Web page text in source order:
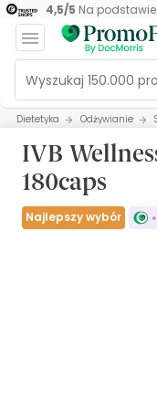
4,5/5 Na podstawie
Dietetyka Odżywianie
IVB
180caps
Najlepszy wybór